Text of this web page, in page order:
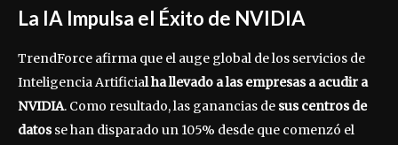
La IA Impulsa el Éxito de NVIDIA
TrendForce afirma que el auge global de los servicios de
Inteligencia Artificial ha llevado a las empresas a acudir a
NVIDIA. Como resultado, las ganancias de sus centros de
datosse han disparado un 105% desde que comenzó el